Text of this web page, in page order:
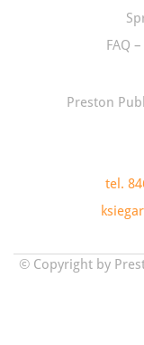
FAQ
Preston
tel.
© Copyright by